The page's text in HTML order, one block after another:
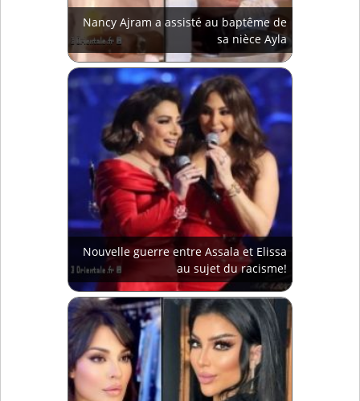
Nancy Ajram a assisté au baptême de
sa nièce Ayla
Nouvelle guerre entre Assala et Elissa
au sujet du racisme!